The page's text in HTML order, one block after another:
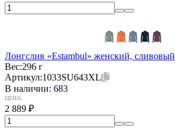
Лонгслив «Estambul» женский, сливовый
Вес:296 г
Артикул:1033SU643XL
В наличии: 683
ЦЕНА:
2 889 ₽